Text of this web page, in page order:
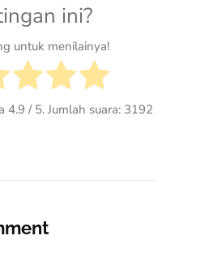
ini?
untuk menilainya!
4.9 / 5. Jumlah suara: 3192